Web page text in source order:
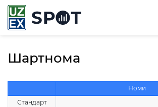
Шартнома
Номи
Стандарт